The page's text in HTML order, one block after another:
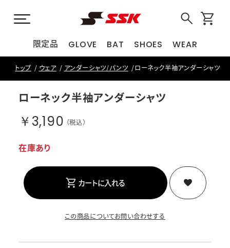
限定品 GLOVE BAT SHOES WEAR
トップ ウェア アンダーシャツ/パンツ ローネック半袖アンダーシャツ
ローネック半袖アンダーシャツ
￥3,190 （税込）
在庫あり
カートに入れる
この商品についてお問い合わせする